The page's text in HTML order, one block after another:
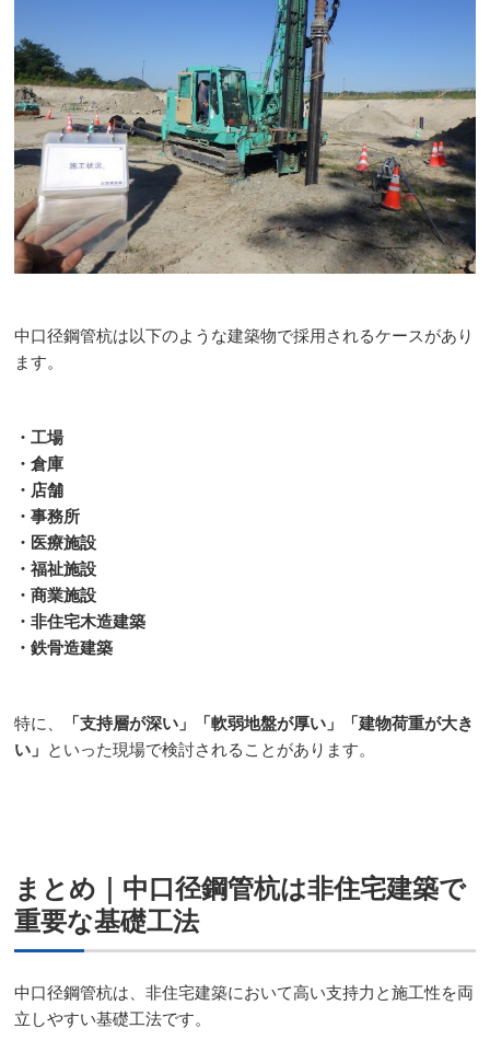
中口径鋼管杭は以下のような建築物で採用されるケースがあり
ます。
・工場
・倉庫
・店舗
・事務所
・医療施設
・福祉施設
・商業施設
・非住宅木造建築
・鉄骨造建築
特に、
「支持層が深い」「軟弱地盤が厚い」「建物荷重が大き
い」 といった現場で検討されることがあります。
まとめ｜中口径鋼管杭は非住宅建築で
重要な基礎工法
中口径鋼管杭は、非住宅建築において高い支持力と施工性を両
立しやすい基礎工法です。